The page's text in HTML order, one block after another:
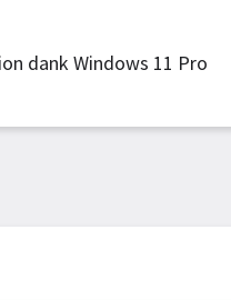
dank Windows 11 Pro